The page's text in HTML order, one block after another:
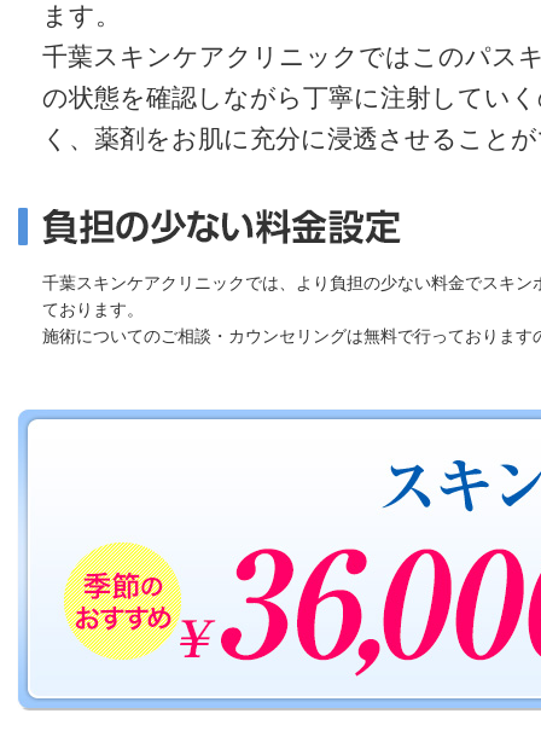
ます。
千葉スキンケアクリニックではこのパス
の状態を確認しながら丁寧に注射してい
く、薬剤をお肌に充分に浸透させること
千葉スキンケアクリニックでは、より負担の少ない料金でスキ
ております。
施術についてのご相談・カウンセリングは無料で行っておりま